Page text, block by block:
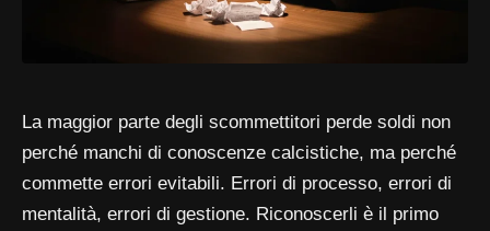
La maggior parte degli scommettitori perde soldi non
perché manchi di conoscenze calcistiche, ma perché
commette errori evitabili. Errori di processo, errori di
mentalità, errori di gestione. Riconoscerli è il primo